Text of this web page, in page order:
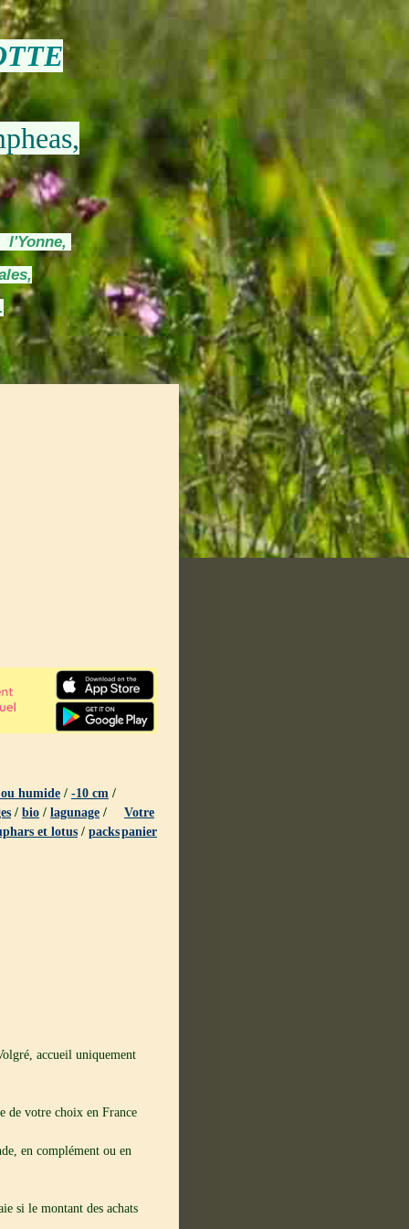
l'Yonne,
humide / -10 cm /
/ bio / lagunage /
et lotus / packs
Votre
panier
accueil uniquement
de votre choix en France
en complément ou en
si le montant des achats